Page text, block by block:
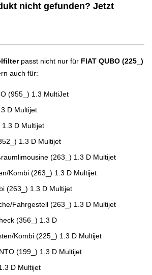
nicht gefunden? Jetzt
passt nicht nur für FIAT QUBO (225_)
auch für:
(955_) 1.3 MultiJet
D Multijet
1.3 D Multijet
1.3 D Multijet
(263_) 1.3 D Multijet
Kombi (263_) 1.3 D Multijet
(263_) 1.3 D Multijet
Fahrgestell (263_) 1.3 D Multijet
(356_) 1.3 D
Kombi (225_) 1.3 D Multijet
(199_) 1.3 D Multijet
D Multijet